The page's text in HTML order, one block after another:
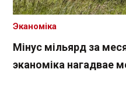
Мінус мільярд за
эканоміка нагадвае
Эканоміка